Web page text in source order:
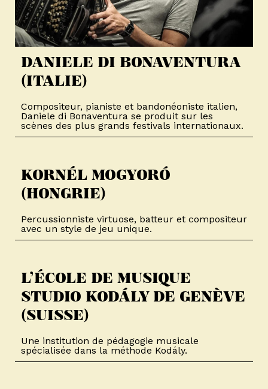
DANIELE DI BONAVENTURA
(ITALIE)​
Compositeur, pianiste et bandonéoniste italien,
Daniele di Bonaventura se produit sur les
scènes des plus grands festivals internationaux.
KORNÉL MOGYORÓ
(HONGRIE)​
Percussionniste virtuose, batteur et compositeur
avec un style de jeu unique.
L’ÉCOLE DE MUSIQUE
STUDIO KODÁLY DE GENÈVE
(SUISSE)​
Une institution de pédagogie musicale
spécialisée dans la méthode Kodály.